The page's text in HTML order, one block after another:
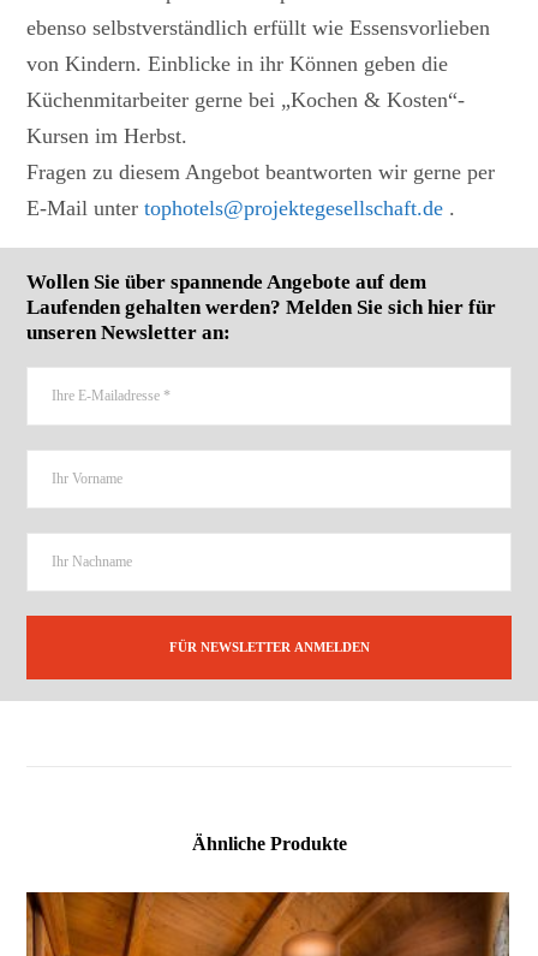
ebenso selbstverständlich erfüllt wie Essensvorlieben
von Kindern. Einblicke in ihr Können geben die
Küchenmitarbeiter gerne bei „Kochen & Kosten“-
Kursen im Herbst.
Fragen zu diesem Angebot beantworten wir gerne per
E-Mail untertophotels@projektegesellschaft.de .
Wollen Sie über spannende Angebote auf dem
Laufenden gehalten werden? Melden Sie sich hier für
unseren Newsletter an:
Ähnliche Produkte